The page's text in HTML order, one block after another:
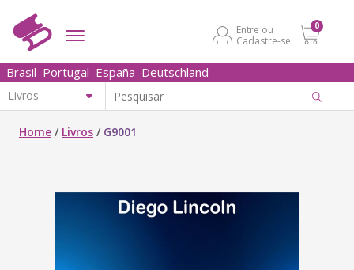
Entre ou
Cadastre-se
0
Brasil Portugal España Deutschland
Home / Livros / G9001